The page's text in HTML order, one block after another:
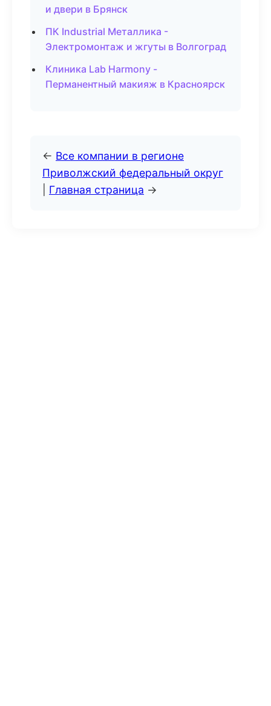
и двери в Брянск
ПК Industrial Металлика -
Электромонтаж и жгуты в Волгоград
Клиника Lab Harmony -
Перманентный макияж в Красноярск
← Все компании в регионе
Приволжский федеральный округ
Главная страница →